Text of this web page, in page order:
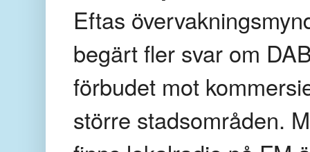
Eftas
begärt fler svar om
förbudet mot
större stadsområden.